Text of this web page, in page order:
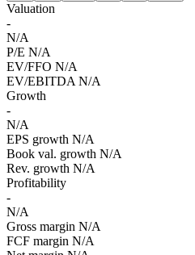
Valuation
-
N/A
P/E N/A
EV/FFO N/A
EV/EBITDA N/A
Growth
-
N/A
EPS growth N/A
Book val. growth N/A
Rev. growth N/A
Profitability
-
N/A
Gross margin N/A
FCF margin N/A